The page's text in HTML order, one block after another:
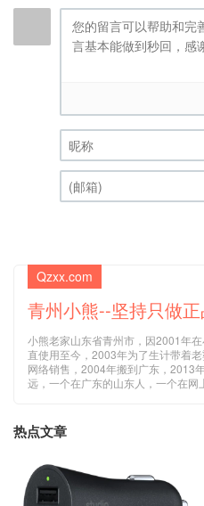
昵称 (必填)
Qzxx.com
青州小熊--坚持只做
小熊老家山东省青州市，因2001年
直使用至今，2003年为了生计带着
网络销售，2004年搬到广东，2013
远，一个在广东的山东人，一个在网
热点文章